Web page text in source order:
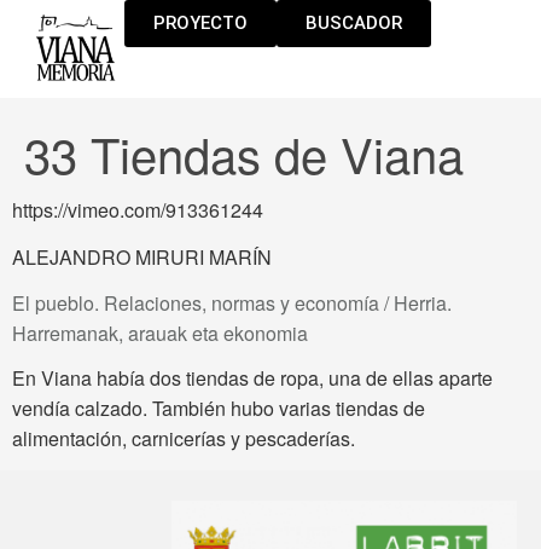
PROYECTO BUSCADOR
33 Tiendas de Viana
https://vimeo.com/913361244
ALEJANDRO MIRURI MARÍN
El pueblo. Relaciones, normas y economía / Herria.
Harremanak, arauak eta ekonomia
En Viana había dos tiendas de ropa, una de ellas aparte
vendía calzado. También hubo varias tiendas de
alimentación, carnicerías y pescaderías.